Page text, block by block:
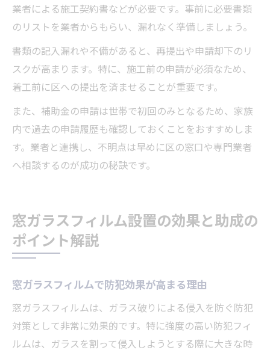
業者による施工契約書などが必要です。事前に必要書類
のリストを業者からもらい、漏れなく準備しましょう。
書類の記入漏れや不備があると、再提出や申請却下のリ
スクが高まります。特に、施工前の申請が必須なため、
着工前に区への提出を済ませることが重要です。
また、補助金の申請は世帯で初回のみとなるため、家族
内で過去の申請履歴も確認しておくことをおすすめしま
す。業者と連携し、不明点は早めに区の窓口や専門業者
へ相談するのが成功の秘訣です。
窓ガラスフィルム設置の効果と助成の
ポイント解説
窓ガラスフィルムで防犯効果が高まる理由
窓ガラスフィルムは、ガラス破りによる侵入を防ぐ防犯
対策として非常に効果的です。特に強度の高い防犯フィ
ルムは、ガラスを割って侵入しようとする際に大きな時